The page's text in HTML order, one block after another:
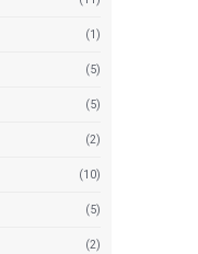
(1)
(5)
(5)
(2)
(10)
(5)
(2)